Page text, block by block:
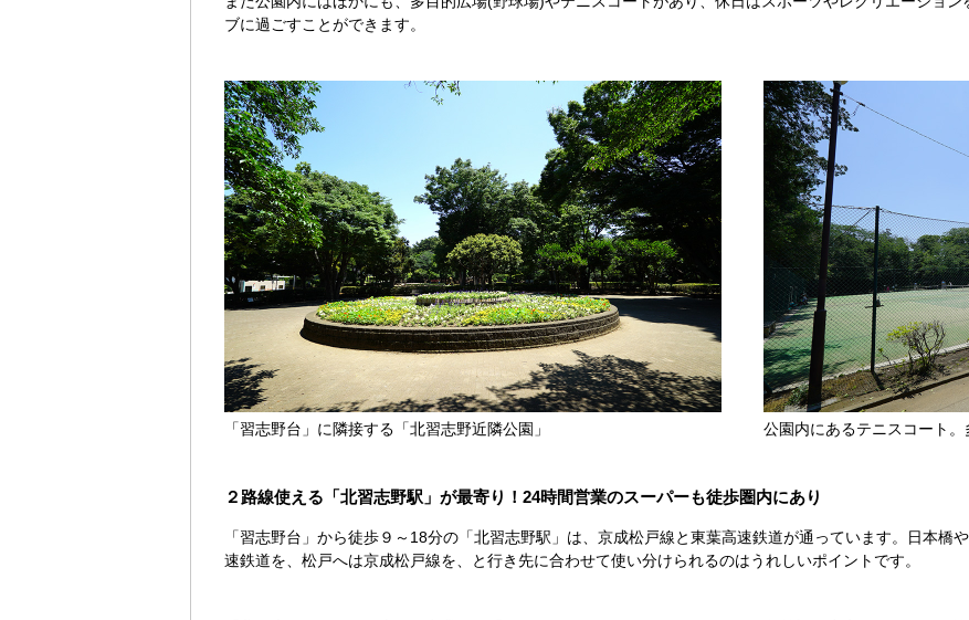
ブに過ごすことができます。
「習志野台」に隣接する「北習志野近隣公園」 公園内にあるテニスコート
２路線使える「北習志野駅」が最寄り！24時間営業のスーパーも徒歩圏内にあり
「習志野台」から徒歩９～18分の「北習志野駅」は、京成松戸線と東葉高速鉄道が通っています。日本橋
速鉄道を、松戸へは京成松戸線を、と行き先に合わせて使い分けられるのはうれしいポイントです。